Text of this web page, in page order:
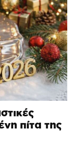
πίτα της